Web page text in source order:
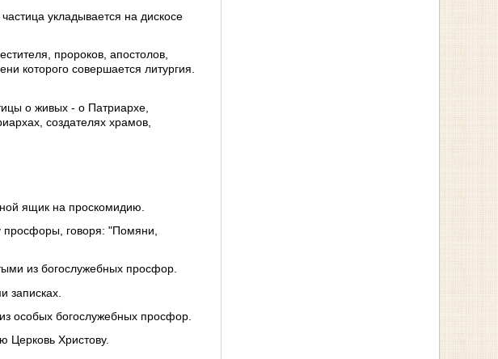
укладывается на дискосе
пророков, апостолов,
которого совершается литургия.
о живых - о Патриархе,
создателях храмов,
ящик на проскомидию.
просфоры, говоря: "Помяни,
из богослужебных просфор.
записках.
особых богослужебных просфор.
Церковь Христову.